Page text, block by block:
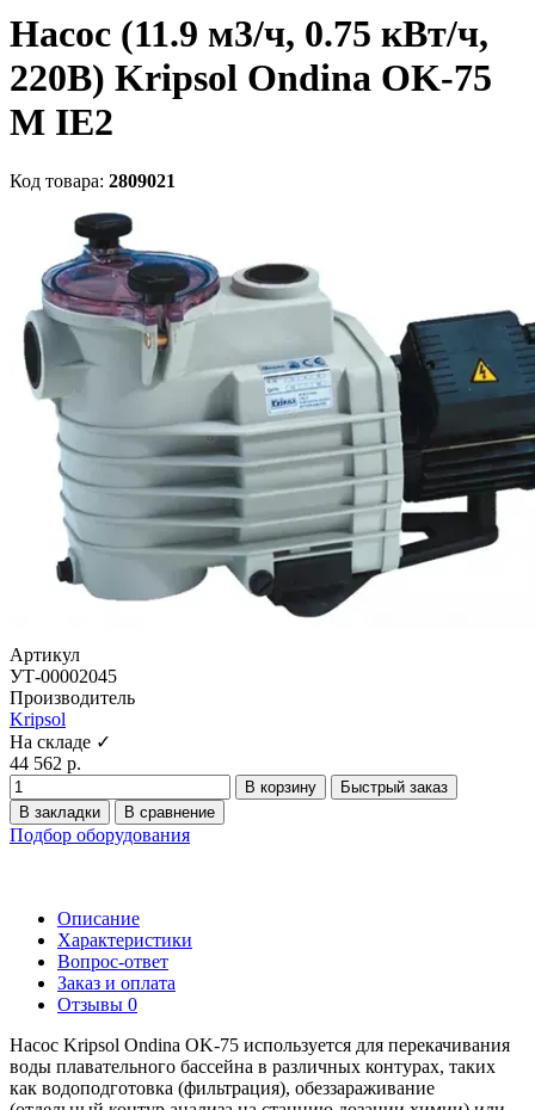
Насос (11.9 м3/ч, 0.75 кВт/ч,
220В) Kripsol Ondina ОK-75
M IE2
Код товара: 2809021
Артикул
УТ-00002045
Производитель
Kripsol
На складе ✓
44 562 р.
В корзину
Быстрый заказ
В закладки
В сравнение
Подбор оборудования
Описание
Характеристики
Вопрос-ответ
Заказ и оплата
Отзывы 0
Насос Kripsol Ondina ОK-75 используется для перекачивания
воды плавательного бассейна в различных контурах, таких
как водоподготовка (фильтрация), обеззараживание